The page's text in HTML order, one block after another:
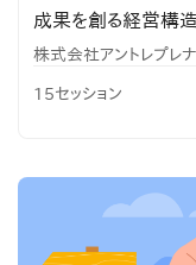
成果を創る経営構
株式会社アントレプレナ
15セッション